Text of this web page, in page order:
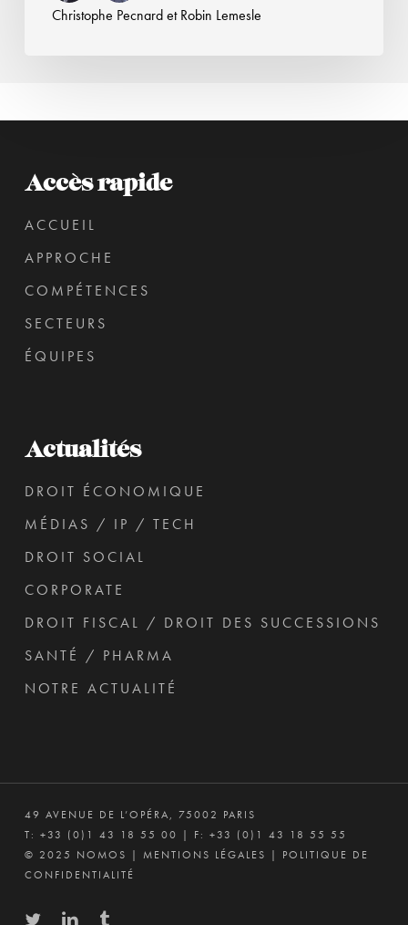
Christophe PecnardetRobin Lemesle
Accès rapide
ACCUEIL
APPROCHE
COMPÉTENCES
SECTEURS
ÉQUIPES
Actualités
DROIT ÉCONOMIQUE
MÉDIAS / IP / TECH
DROIT SOCIAL
CORPORATE
DROIT FISCAL / DROIT DES SUCCESSIONS
SANTÉ / PHARMA
NOTRE ACTUALITÉ
49 AVENUE DE L’OPÉRA, 75002 PARIS
T: +33 (0)1 43 18 55 00 | F: +33 (0)1 43 18 55 55
© 2025 NOMOS | MENTIONS LÉGALES | POLITIQUE DE
CONFIDENTIALITÉ
twitter linkedin tumblr